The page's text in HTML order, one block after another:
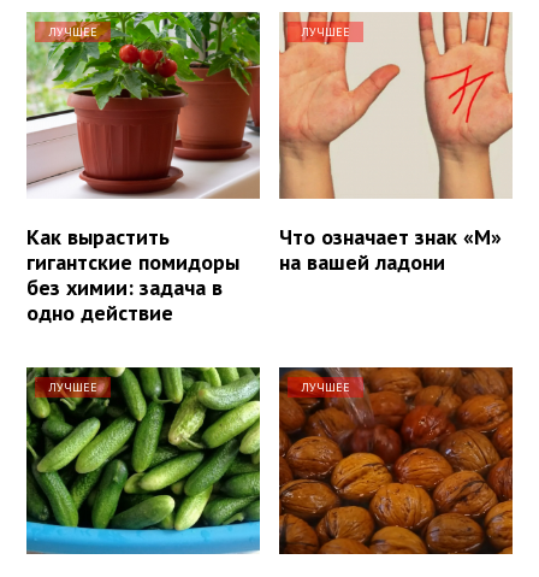
ЛУЧШЕЕ
Как вырастить
гигантские помидоры
без химии: задача в
одно действие
ЛУЧШЕЕ
Что означает знак «М»
на вашей ладони
ЛУЧШЕЕ ЛУЧШЕЕ